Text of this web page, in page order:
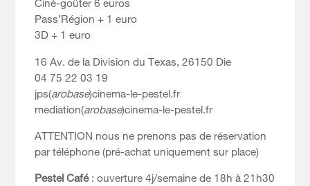
Ciné-goûter 6 euros
Pass’Région + 1 euro
3D + 1 euro
16 Av. de la Division du Texas, 26150 Die
04 75 22 03 19
jps(arobase)cinema-le-pestel.fr
mediation(arobase)cinema-le-pestel.fr
ATTENTION nous ne prenons pas de réservation
par téléphone (pré-achat uniquement sur place)
Pestel Café: ouverture 4j/semaine de 18h à 21h30